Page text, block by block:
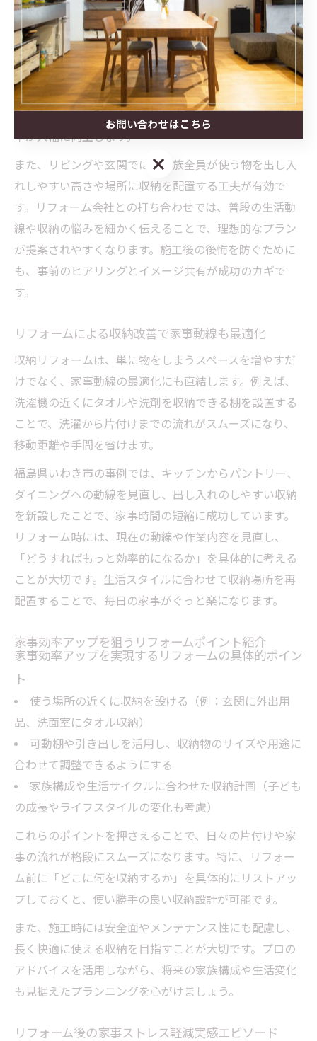
使いやすさ重視の収納リフォーム成功の秘訣
収納リフォームを成功させるためには、使いやすさを最
優先に考えることが重要です。そのためには、動線や家
族の生活リズム、よく使う物の位置を意識した設計が求
められます。例えば、キッチンでは調理器具や調味料を
取り出しやすい引き出し収納に変更することで、作業効
率が大幅に向上します。
また、リビングや玄関では、家族全員が使う物を出し入
れしやすい高さや場所に収納を配置する工夫が有効で
す。リフォーム会社との打ち合わせでは、普段の生活動
線や収納の悩みを細かく伝えることで、理想的なプラン
が提案されやすくなります。施工後の後悔を防ぐために
も、事前のヒアリングとイメージ共有が成功のカギで
す。
リフォームによる収納改善で家事動線も最適化
収納リフォームは、単に物をしまうスペースを増やすだ
けでなく、家事動線の最適化にも直結します。例えば、
洗濯機の近くにタオルや洗剤を収納できる棚を設置する
ことで、洗濯から片付けまでの流れがスムーズになり、
移動距離や手間を省けます。
福島県いわき市の事例では、キッチンからパントリー、
ダイニングへの動線を見直し、出し入れのしやすい収納
を新設したことで、家事時間の短縮に成功しています。
リフォーム時には、現在の動線や作業内容を見直し、
「どうすればもっと効率的になるか」を具体的に考える
ことが大切です。生活スタイルに合わせて収納場所を再
配置することで、毎日の家事がぐっと楽になります。
家事効率アップを狙うリフォームポイント紹介
家事効率アップを実現するリフォームの具体的ポイン
ト
使う場所の近くに収納を設ける（例：玄関に外出用
品、洗面室にタオル収納）
可動棚や引き出しを活用し、収納物のサイズや用途に
合わせて調整できるようにする
家族構成や生活サイクルに合わせた収納計画（子ども
の成長やライフスタイルの変化も考慮）
これらのポイントを押さえることで、日々の片付けや家
事の流れが格段にスムーズになります。特に、リフォー
ム前に「どこに何を収納するか」を具体的にリストアッ
プしておくと、使い勝手の良い収納設計が可能です。
また、施工時には安全面やメンテナンス性にも配慮し、
長く快適に使える収納を目指すことが大切です。プロの
アドバイスを活用しながら、将来の家族構成や生活変化
も見据えたプランニングを心がけましょう。
リフォーム後の家事ストレス軽減実感エピソード
お問い合わせはこちら
お問い合わせはこちら